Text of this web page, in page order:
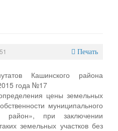
Печать
Кашинского района
года №17
цены земельных
муниципального
район», при заключении
земельных участков без